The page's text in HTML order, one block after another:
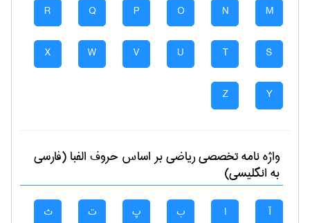
M
N
O
P
Q
R
S
T
U
V
W
X
Y
Z
واژه نامه تخصصیرياضیبر اساس حروف الفبا (فارسی
به انگلیسی)
آ ا ب پ ت ث